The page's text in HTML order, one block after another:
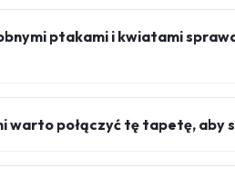
ptakami i kwiatami
warto połączyć tę tapetę, aby